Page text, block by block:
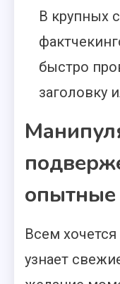
В крупных
быстро
заголовку
опытные
Всем
узнает